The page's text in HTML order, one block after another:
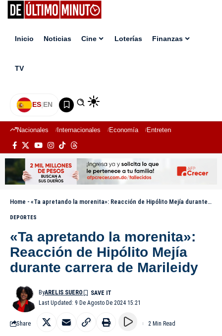
Inicio Noticias Cine Loterías Finanzas
TV
ES|EN
Nacionales Internacionales Economía Entretenimiento
Home - «Ta apretando la morenita»: Reacción de Hipólito Mejía durante carrera de Marileidy
DEPORTES
«Ta apretando la morenita»:
Reacción de Hipólito Mejía
durante carrera de Marileidy
Last Updated: 9 De Agosto De 2024 15:21
ByARELIS SUERO
Share 2 Min Read